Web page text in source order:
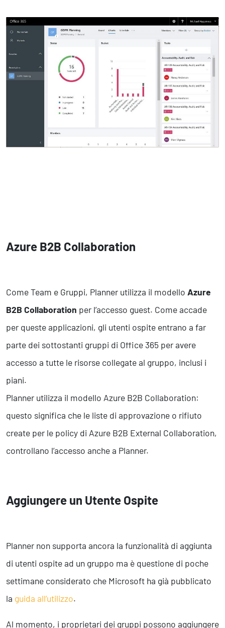
Smart Working
Efficientamento Aziendale
Project Management
Finanza & Gestione Economica
Risk Management
Sistemi di Gestione
Sicurezza sul Lavoro
Assistenza Ambientale
Azure B2B Collaboration
Come Team e Gruppi, Planner utilizza il modello Azure
B2B Collaboration per l’accesso guest. Come accade
per queste applicazioni, gli utenti ospite entrano a far
parte dei sottostanti gruppi di Office 365 per avere
accesso a tutte le risorse collegate al gruppo, inclusi i
piani.
Planner utilizza il modello Azure B2B Collaboration:
questo significa che le liste di approvazione o rifiuto
create per le policy di Azure B2B External Collaboration,
controllano l’accesso anche a Planner.
Aggiungere un Utente Ospite
Planner non supporta ancora la funzionalità di aggiunta
di utenti ospite ad un gruppo ma è questione di poche
settimane considerato che Microsoft ha già pubblicato
la guida all’utilizzo.
Al momento, i proprietari dei gruppi possono aggiungere